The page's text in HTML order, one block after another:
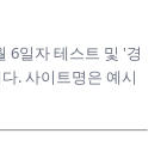
6일자 테스트 및 '경
. 사이트명은 예시